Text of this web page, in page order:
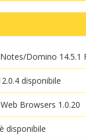
Domino 14.5.1
disponibile
Browsers 1.0.20
disponibile